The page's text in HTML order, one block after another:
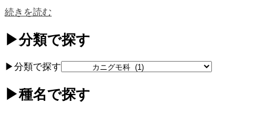
続きを読む
▶分類で探す
▶分類で探す
▶種名で探す